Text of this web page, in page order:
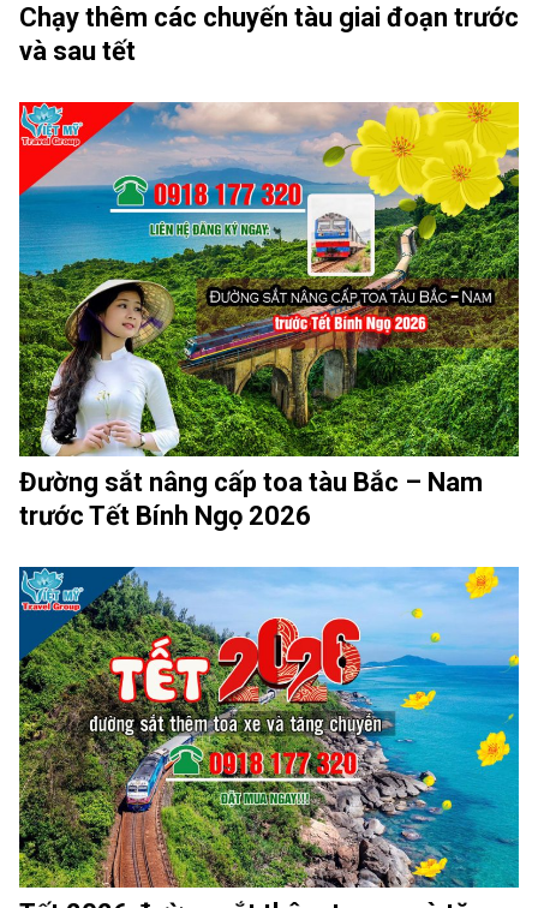
Chạy thêm các chuyến tàu giai đoạn trước
và sau tết
Đường sắt nâng cấp toa tàu Bắc – Nam
trước Tết Bính Ngọ 2026